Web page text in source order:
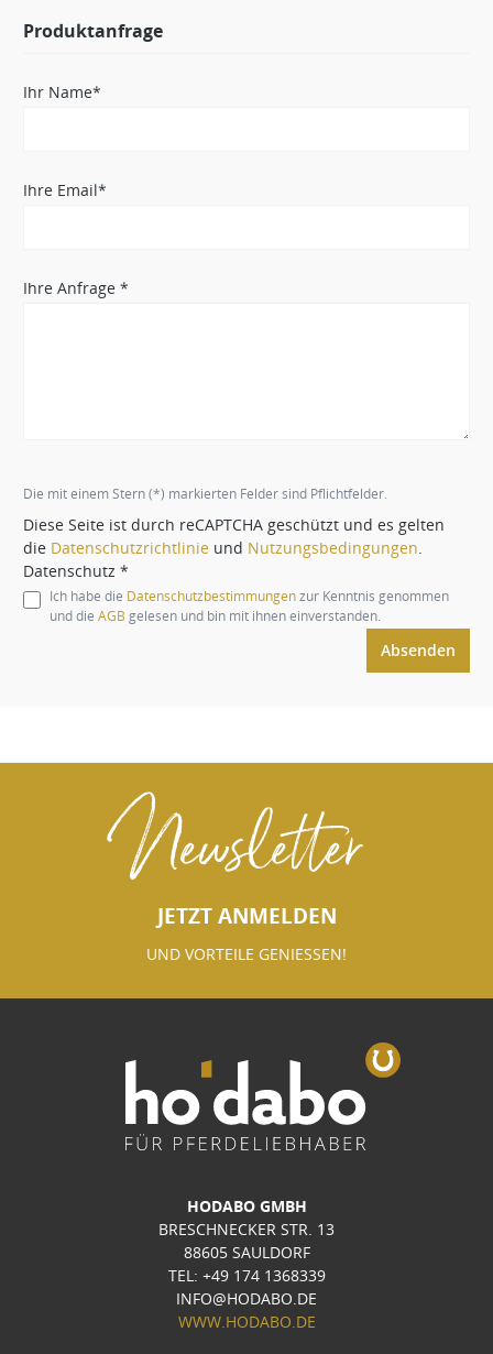
Produktanfrage
Ihr Name*
Ihre Email*
Ihre Anfrage *
Die mit einem Stern (*) markierten Felder sind Pflichtfelder.
Diese Seite ist durch reCAPTCHA geschützt und es gelten
die Datenschutzrichtlinie und Nutzungsbedingungen.
Datenschutz *
Ich habe die Datenschutzbestimmungenzur Kenntnis genommen
und die AGB gelesen und bin mit ihnen einverstanden.
Absenden
Newsletter
JETZT ANMELDEN
UND VORTEILE GENIESSEN!
HODABO GMBH
BRESCHNECKER STR. 13
88605 SAULDORF
TEL: +49 174 1368339
INFO@HODABO.DE
WWW.HODABO.DE